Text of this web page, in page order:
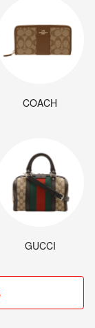
COACH
GUCCI